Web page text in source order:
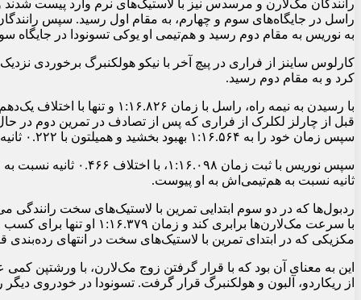
به نوریس به مقام دوم رسید و هم‌تیمی او یوکی تسونودا در جایگاه
کرد و به مقام دوم رسید.
با رسیدن به نیمه راه، راسل با
قبل از چارلز لکلرک از فراری که پس از تصادف در تمرین دوم در
سپس زمان خود را به ۱:۱۶.۵۶۴ بهبود بخشید و همیلتون با ۰.۲۲۲ ثانیه اختلاف نسبت به هم‌تیمی‌اش به مقام دوم رسید.
سپس نوریس با ثبت
ثانیه نسبت به هم‌تیمی‌اش به او پیوست.
ردبول‌ها که در دو سوم ابتدایی تمرین با لاستیک‌های سخت رانندگی
با سرعت مک‌لارن‌ها برابری
مکزیکی که در ابتدای تمرین با لاستیک‌های سخت در انتهای رده‌بندی
این به معنای آن بود که با قرار گرفتن زوج مک‌لارن، با ورشتپن
از ریکاردو، آلبون و هولکنبرگ قرار گرفت. تسونودا در خودروی